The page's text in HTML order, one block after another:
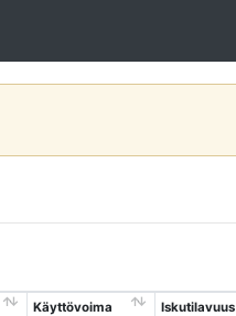
Käyttövoima Iskutilavuus